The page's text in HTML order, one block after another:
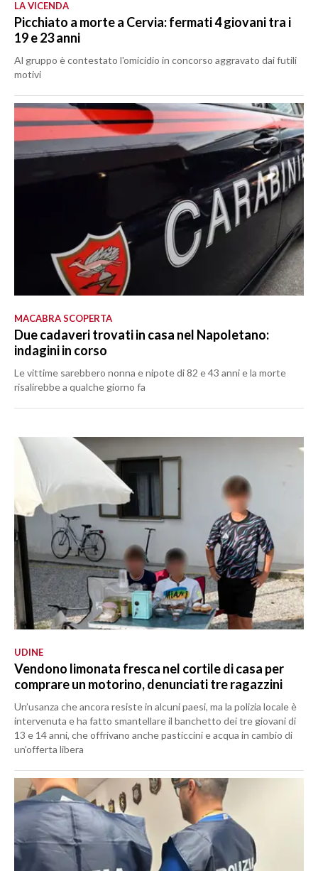
LA VICENDA
Picchiato a morte a Cervia: fermati 4 giovani tra i
19 e 23 anni
Al gruppo è contestato l'omicidio in concorso aggravato dai futili
motivi
MACABRA SCOPERTA
Due cadaveri trovati in casa nel Napoletano:
indagini in corso
Le vittime sarebbero nonna e nipote di 82 e 43 anni e la morte
risalirebbe a qualche giorno fa
UDINE
Vendono limonata fresca nel cortile di casa per
comprare un motorino, denunciati tre ragazzini
Un’usanza che ancora resiste in alcuni paesi, ma la polizia locale è
intervenuta e ha fatto smantellare il banchetto dei tre giovani di
13 e 14 anni, che offrivano anche pasticcini e acqua in cambio di
un’offerta libera